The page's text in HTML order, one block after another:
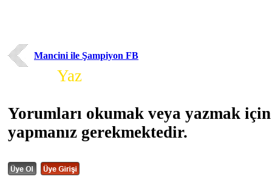
Mancini ile Şampiyon FB
Yaz
Yorumları okumak veya yazmak
yapmanız gerekmektedir.